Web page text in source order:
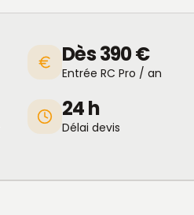
Dès 390 €
Entrée RC Pro / an
24 h
Délai devis